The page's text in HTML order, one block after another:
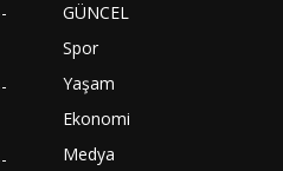
GÜNCEL
Spor
Yaşam
Ekonomi
Medya